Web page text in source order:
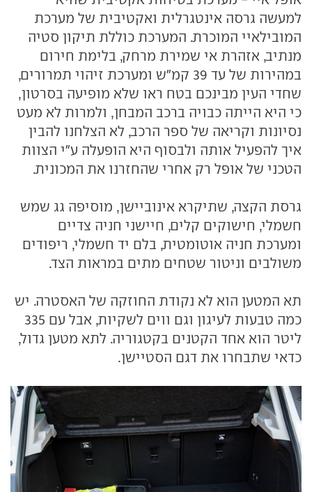
למעשה גרסה אינטגרלית ואקטיבית של מערכת
המובילאיי המוכרת. המערכת כוללת תיקון סטיה
מנתיב, אזהרת אי שמירת מרחק, בלימת חירום
במהירות של עד 39 קמ"ש ומערכת זיהוי תמרורים,
שחדי העין מבינכם בטח ראו שלא מופיעה בסרטון,
כי היא הייתה כבויה ברכב המבחן, ולמרות לא מעט
נסיונות וקריאה של ספר הרכב, לא הצלחנו להבין
איך להפעיל אותה ולבסוף היא הופעלה ע"י הצוות
הטכני של אופל רק אחרי שהחזרנו את המכונית.
גרסת הקצה, שתיקרא אינוביישן, מוסיפה גג שמש
חשמלי, חישוקים קלים, חיישני חניה צדיים
ומערכת חניה אוטומטית, בלם יד חשמלי, ריפודים
משולבים וניטור שטחים מתים במראות הצד.
תא המטען הוא לא נקודת החוזקה של האסטרה. יש
כמה טבעות לעיגון וגם ווים לשקיות, אבל עם 335
ליטר הוא אחד הקטנים בקטגוריה. לתא מטען גדול,
כדאי שתבחרו את דגם הסטיישן.